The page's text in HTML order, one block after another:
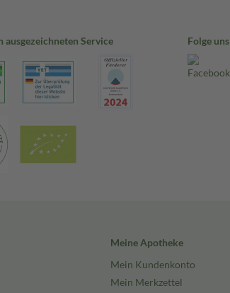
Service Folge uns
Meine Apotheke
Mein Kundenkonto
Mein Merkzettel